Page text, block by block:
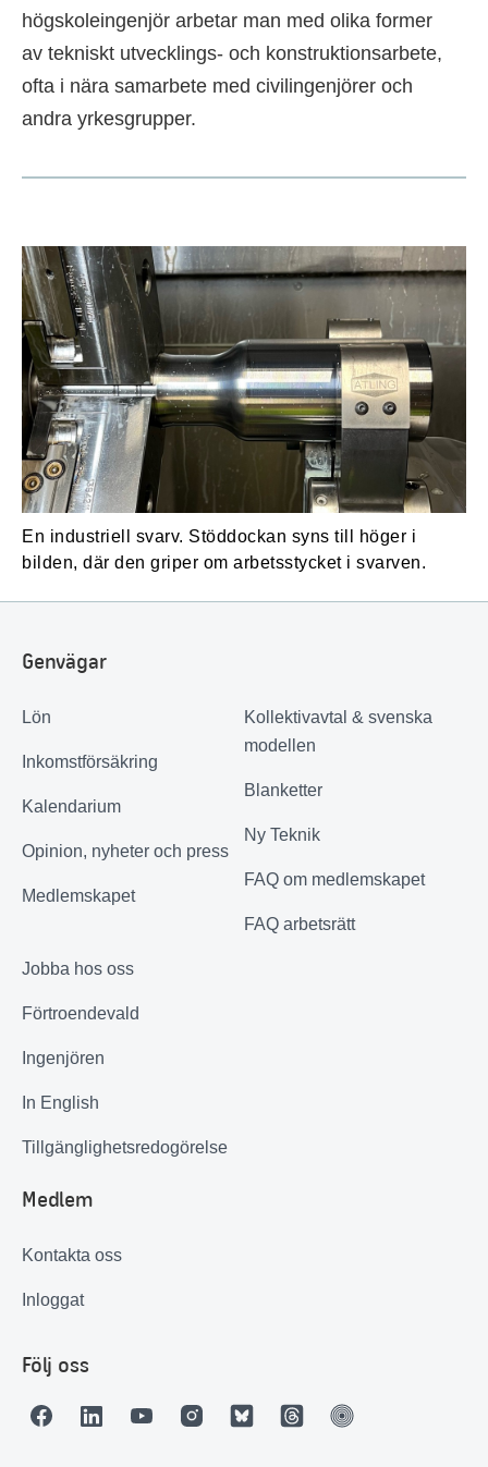
högskoleingenjör arbetar man med olika former
av tekniskt utvecklings- och konstruktionsarbete,
ofta i nära samarbete med civilingenjörer och
andra yrkesgrupper.
En industriell svarv. Stöddockan syns till höger i
bilden, där den griper om arbetsstycket i svarven.
Genvägar
Lön
Inkomstförsäkring
Kalendarium
Opinion, nyheter och press
Medlemskapet
Kollektivavtal & svenska
modellen
Blanketter
Ny Teknik
FAQ om medlemskapet
FAQ arbetsrätt
Jobba hos oss
Förtroendevald
Ingenjören
In English
Tillgänglighetsredogörelse
Medlem
Kontakta oss
Inloggat
Följ oss